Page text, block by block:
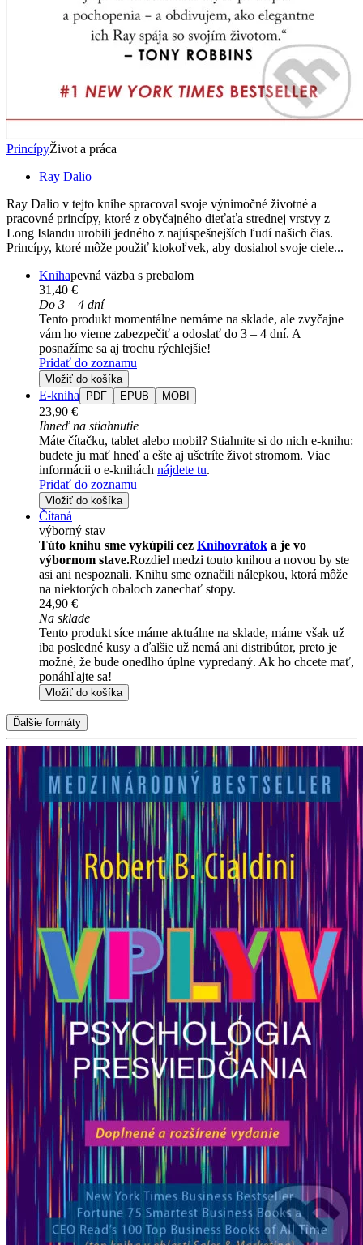
PrincípyŽivot a práca
Ray Dalio
Ray Dalio v tejto knihe spracoval svoje výnimočné životné a
pracovné princípy, ktoré z obyčajného dieťaťa strednej vrstvy z
Long Islandu urobili jedného z najúspešnejších ľudí našich čias.
Princípy, ktoré môže použiť ktokoľvek, aby dosiahol svoje ciele...
Knihapevná väzba s prebalom
31,40 €
Do 3 – 4 dní
Tento produkt momentálne nemáme na sklade, ale zvyčajne
vám ho vieme zabezpečiť a odoslať do 3 – 4 dní. A
posnažíme sa aj trochu rýchlejšie!
Pridať do zoznamu
Vložiť do košíka
E-kniha PDF EPUB MOBI
23,90 €
Ihneď na stiahnutie
Máte čítačku, tablet alebo mobil? Stiahnite si do nich e-knihu:
budete ju mať hneď a ešte aj ušetríte život stromom. Viac
informácii o e-knihách nájdete tu.
Pridať do zoznamu
Vložiť do košíka
Čítaná
výborný stav
Túto knihu sme vykúpili cez Knihovrátok a je vo
výbornom stave.Rozdiel medzi touto knihou a novou by ste
asi ani nespoznali. Knihu sme označili nálepkou, ktorá môže
na niektorých obaloch zanechať stopy.
24,90 €
Na sklade
Tento produkt síce máme aktuálne na sklade, máme však už
iba posledné kusy a ďalšie už nemá ani distribútor, preto je
možné, že bude onedlho úplne vypredaný. Ak ho chcete mať,
ponáhľajte sa!
Vložiť do košíka
Ďalšie formáty